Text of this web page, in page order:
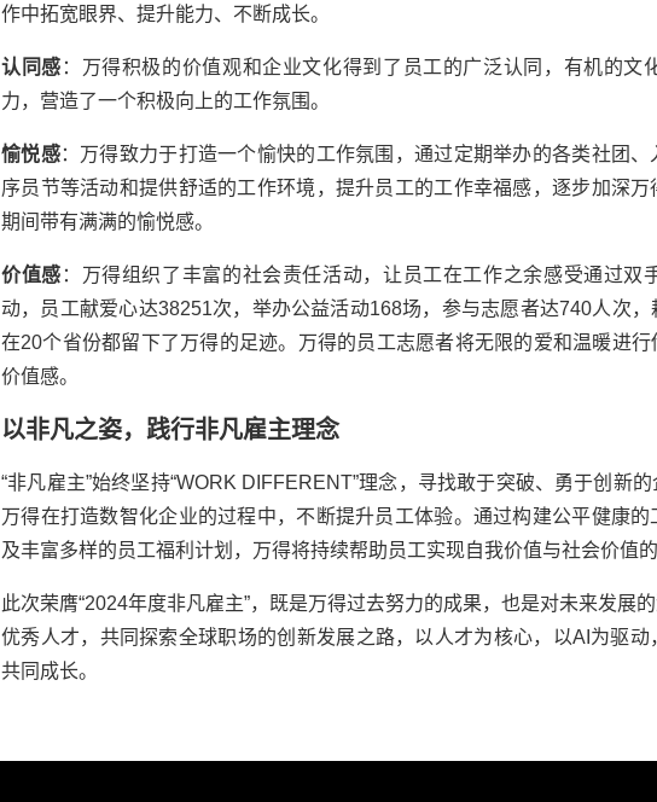
作中拓宽眼界、提升能力、不断成长。
认同感 ： 万得积极的价值观和企业文化得到了员工的广泛认同，有机的文
力，营造了一个积极向上的工作氛围。
愉悦感： 万得致力于打造一个愉快的工作氛围，通过定期举办的各类社团
序员节等活动和提供舒适的工作环境，提升员工的工作幸福感，逐步加深万
期间带有满满的愉悦感。
价值感 ： 万得组织了丰富的社会责任活动，让员工在工作之余感受通过双
动，员工献爱心达38251次，举办公益活动168场，参与志愿者达740人次，
在20个省份都留下了万得的足迹。 万得的员工志愿者将无限的爱和温暖进
价值感。
以非凡之姿，践行非凡雇主理念
“非凡雇主”始终坚持“WORK DIFFERENT”理念，寻找敢于突破、勇于创新
万得在打造数智化企业的过程中，不断提升员工体验。通过构建公平健康
及丰富多样的员工福利计划， 万得将持续帮助员工实现自我价值与社会价值的
此次荣膺“2024年度非凡雇主”，既是万得过去努力的成果，也是对未来发展的
优秀人才，共同探索全球职场的创新发展之路，以人才为核心，以AI为驱
共同成长。